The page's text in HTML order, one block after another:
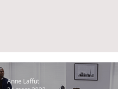
Anne Laffut